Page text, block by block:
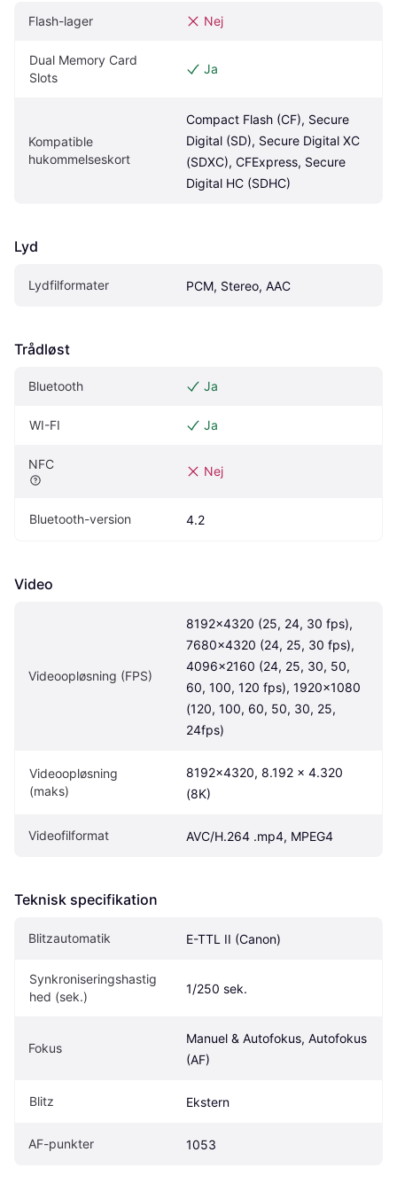
Flash-lager Nej
Dual Memory Card
Slots
Ja
Kompatible
hukommelseskort
Compact Flash (CF), Secure
Digital (SD), Secure Digital XC
(SDXC), CFExpress, Secure
Digital HC (SDHC)
Lyd
Lydfilformater PCM, Stereo, AAC
Trådløst
Bluetooth Ja
WI-FI Ja
NFC Nej
Bluetooth-version 4.2
Video
Videoopløsning (FPS)
8192x4320 (25, 24, 30 fps),
7680x4320 (24, 25, 30 fps),
4096x2160 (24, 25, 30, 50,
60, 100, 120 fps), 1920x1080
(120, 100, 60, 50, 30, 25,
24fps)
Videoopløsning
(maks)
8192×4320, 8.192 x 4.320
(8K)
Videofilformat AVC/H.264 .mp4, MPEG4
Teknisk specifikation
Blitzautomatik E-TTL II (Canon)
Synkroniseringshastig
hed (sek.)
1/250 sek.
Fokus
Manuel & Autofokus, Autofokus
(AF)
Blitz Ekstern
AF-punkter 1053